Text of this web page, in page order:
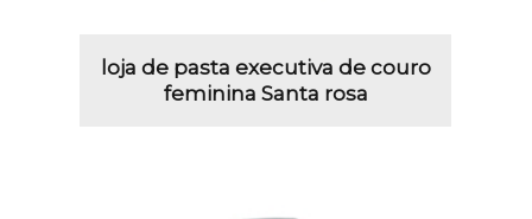
loja de pasta executiva de couro
feminina Santa rosa